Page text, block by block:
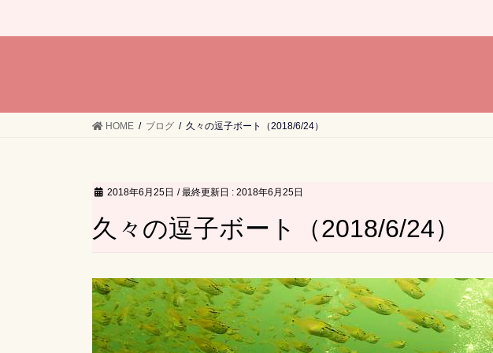
HOME ブログ 久々の逗子ボート（2018/6/24）
2018年6月25日 / 最終更新日 : 2018年6月25日
久々の逗子ボート（2018/6/24）